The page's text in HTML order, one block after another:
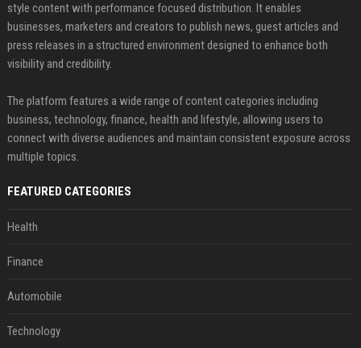
style content with performance focused distribution. It enables
businesses, marketers and creators to publish news, guest articles and
press releases in a structured environment designed to enhance both
visibility and credibility.
The platform features a wide range of content categories including
business, technology, finance, health and lifestyle, allowing users to
connect with diverse audiences and maintain consistent exposure across
multiple topics.
FEATURED CATEGORIES
Health
Finance
Automobile
Technology